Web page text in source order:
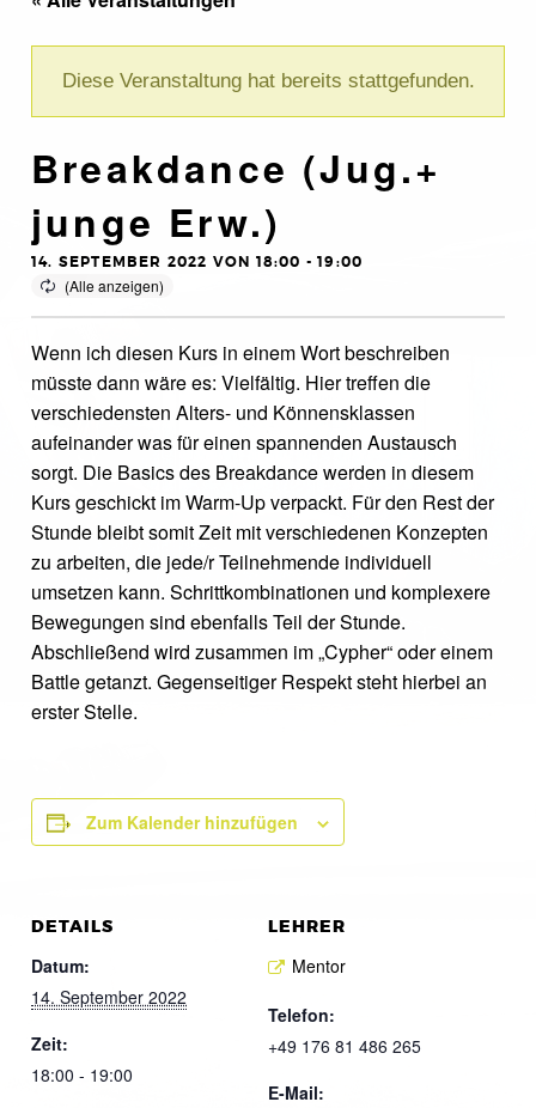
Diese Veranstaltung hat bereits stattgefunden.
Breakdance (Jug.+
junge Erw.)
14. SEPTEMBER 2022 VON 18:00 -19:00
Wenn ich diesen Kurs in einem Wort beschreiben
müsste dann wäre es: Vielfältig. Hier treffen die
verschiedensten Alters- und Könnensklassen
aufeinander was für einen spannenden Austausch
sorgt. Die Basics des Breakdance werden in diesem
Kurs geschickt im Warm-Up verpackt. Für den Rest der
Stunde bleibt somit Zeit mit verschiedenen Konzepten
zu arbeiten, die jede/r Teilnehmende individuell
umsetzen kann. Schrittkombinationen und komplexere
Bewegungen sind ebenfalls Teil der Stunde.
Abschließend wird zusammen im „Cypher“ oder einem
Battle getanzt. Gegenseitiger Respekt steht hierbei an
erster Stelle.
Zum Kalender hinzufügen
DETAILS
Datum:
14. September 2022
Zeit:
18:00 - 19:00
LEHRER
Mentor
Telefon:
+49 176 81 486 265
E-Mail: